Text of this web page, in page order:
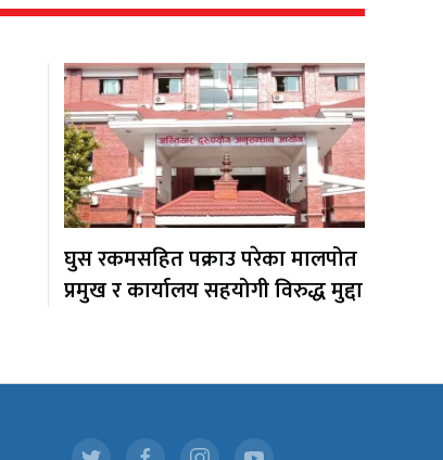
घुस रकमसहित पक्राउ परेका मालपोत
प्रमुख र कार्यालय सहयोगी विरुद्ध मुद्दा